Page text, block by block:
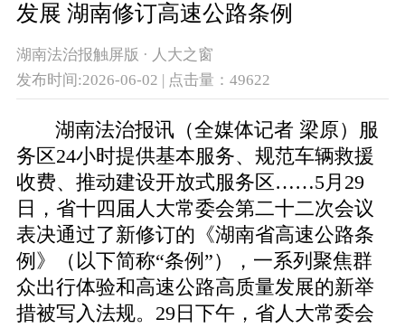
发展 湖南修订高速公路条例
湖南法治报触屏版 · 人大之窗
发布时间:2026-06-02 | 点击量：49622
湖南法治报讯（全媒体记者 梁原）服
务区24小时提供基本服务、规范车辆救援
收费、推动建设开放式服务区……5月29
日，省十四届人大常委会第二十二次会议
表决通过了新修订的《湖南省高速公路条
例》（以下简称“条例”），一系列聚焦群
众出行体验和高速公路高质量发展的新举
措被写入法规。29日下午，省人大常委会